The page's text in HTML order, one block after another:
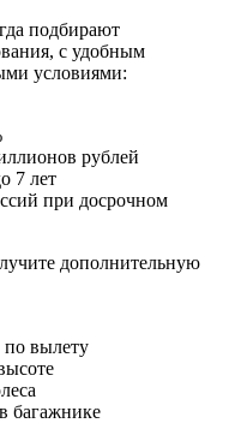
подбирают
с удобным
условиями:
рублей
7 лет
при досрочном
дополнительную
по вылету
багажнике